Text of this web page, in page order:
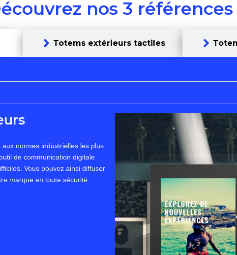
nos 3 références
Totems extérieurs tactiles
normes industrielles les plus
de communication digitale
Vous pouvez ainsi diffuser
marque en toute sécurité